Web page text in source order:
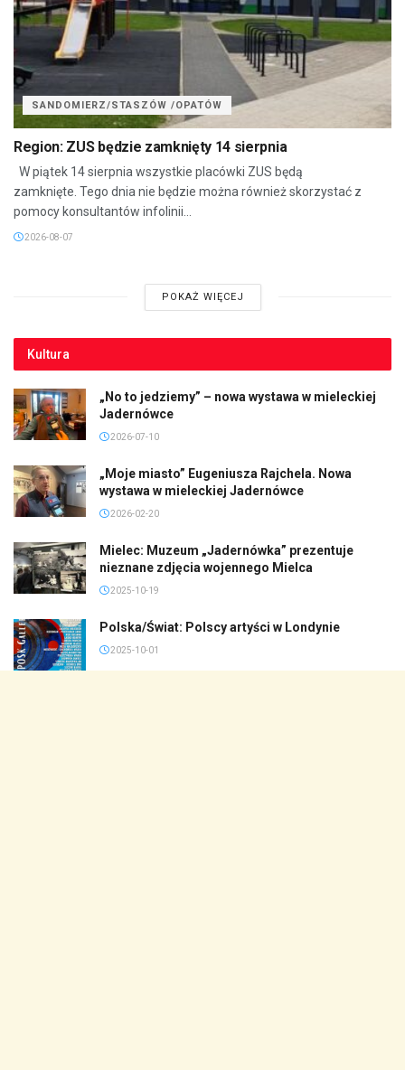
SANDOMIERZ/STASZÓW /OPATÓW
Region: ZUS będzie zamknięty 14 sierpnia
W piątek 14 sierpnia wszystkie placówki ZUS będą
zamknięte. Tego dnia nie będzie można również skorzystać z
pomocy konsultantów infolinii...
2026-08-07
POKAŻ WIĘCEJ
Kultura
„No to jedziemy” – nowa wystawa w mieleckiej
Jadernówce
2026-07-10
„Moje miasto” Eugeniusza Rajchela. Nowa
wystawa w mieleckiej Jadernówce
2026-02-20
Mielec: Muzeum „Jadernówka” prezentuje
nieznane zdjęcia wojennego Mielca
2025-10-19
Polska/Świat: Polscy artyści w Londynie
2025-10-01